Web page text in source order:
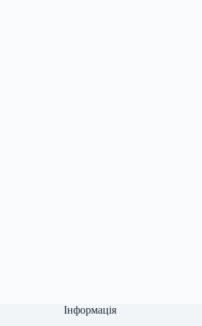
Інформація